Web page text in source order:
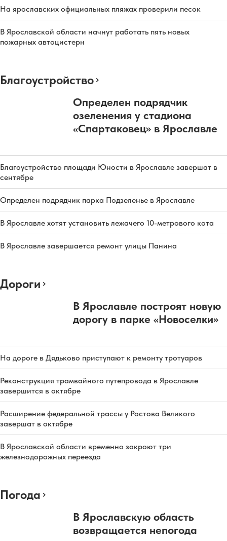
На ярославских официальных пляжах проверили песок
В Ярославской области начнут работать пять новых
пожарных автоцистерн
Благоустройство
Определен подрядчик
озеленения у стадиона
«Спартаковец» в Ярославле
Благоустройство площади Юности в Ярославле завершат в
сентябре
Определен подрядчик парка Подзеленье в Ярославле
В Ярославле хотят установить лежачего 10-метрового кота
В Ярославле завершается ремонт улицы Панина
Дороги
В Ярославле построят новую
дорогу в парке «Новоселки»
На дороге в Дядьково приступают к ремонту тротуаров
Реконструкция трамвайного путепровода в Ярославле
завершится в октябре
Расширение федеральной трассы у Ростова Великого
завершат в октябре
В Ярославской области временно закроют три
железнодорожных переезда
Погода
В Ярославскую область
возвращается непогода